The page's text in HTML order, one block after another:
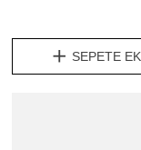
SEPETE